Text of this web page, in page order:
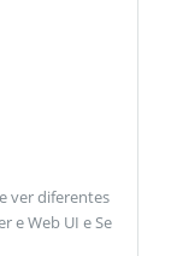
ver diferentes
e Web UI e Se